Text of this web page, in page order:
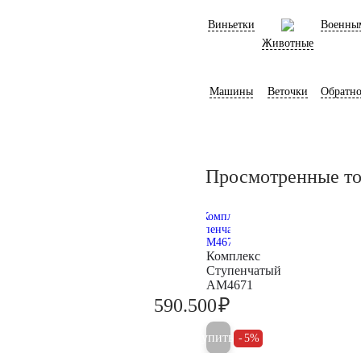
Виньетки
Животные
Машины Веточки
Просмотренные
Комплекс
Ступенчатый
AM4671
590.500₽
Купить 5%